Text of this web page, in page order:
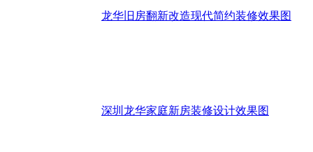
龙华旧房翻新改造现代简约装修效果图
深圳龙华家庭新房装修设计效果图